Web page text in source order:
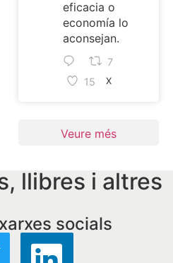
eficacia o
economía lo
aconsejan.
7
15
X
Veure més
llibres i altres
socials